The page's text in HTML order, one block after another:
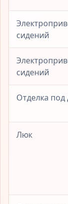
сидений
сидений
Отделка под
Люк